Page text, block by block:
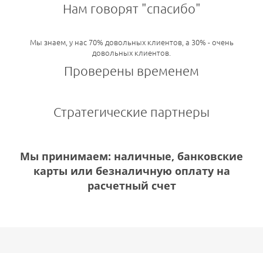
Нам говорят "спасибо"
Мы знаем, у нас 70% довольных клиентов, а 30% - очень
довольных клиентов.
Проверены временем
Стратегические партнеры
Мы принимаем: наличные, банковские
карты или безналичную оплату на
расчетный счет